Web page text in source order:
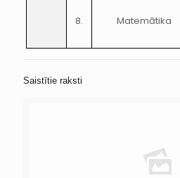
8. Matemātika
Saistītie raksti